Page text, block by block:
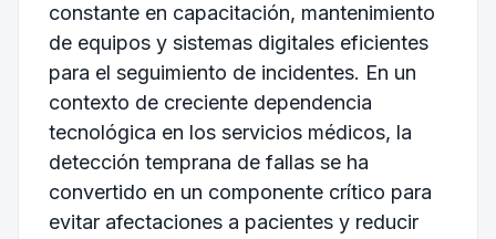
constante en capacitación, mantenimiento
de equipos y sistemas digitales eficientes
para el seguimiento de incidentes. En un
contexto de creciente dependencia
tecnológica en los servicios médicos, la
detección temprana de fallas se ha
convertido en un componente crítico para
evitar afectaciones a pacientes y reducir